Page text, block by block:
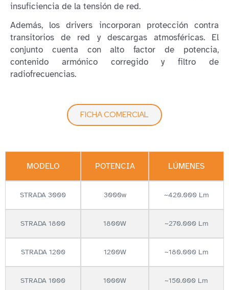
insuficiencia de la tensión de red.
Además, los drivers incorporan protección contra
transitorios de red y descargas atmosféricas. El
conjunto cuenta con alto factor de potencia,
contenido armónico corregido y filtro de
radiofrecuencias.
FICHA COMERCIAL
MODELO POTENCIA LÚMENES
STRADA 3000 3000w ~420.000 Lm
STRADA 1800 1800W ~270.000 Lm
STRADA 1200 1200W ~180.000 Lm
STRADA 1000 1000W ~150.000 Lm